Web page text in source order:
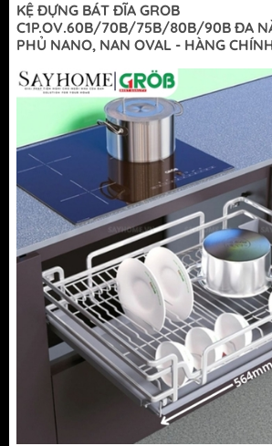
KỆ ĐỰNG BÁT ĐĨA GROB
C1P.OV.60B/70B/75B/80B/90B ĐA
PHỦ NANO, NAN OVAL - HÀNG